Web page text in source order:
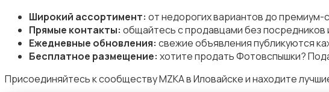
Компактные фотопринтеры
Широкий ассортимент: от недорогих вариантов до
Прямые контакты: общайтесь с продавцами без посредников
Ежедневные обновления: свежие объявления публикуются
Бесплатное размещение: хотите продать Фотовспышки?
Присоединяйтесь к сообществу MZKA в Иловайске и находите